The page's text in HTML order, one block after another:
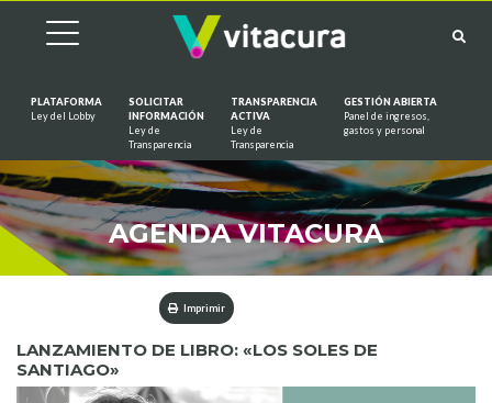
PLATAFORMA
Ley del Lobby
SOLICITAR
INFORMACIÓN
Ley de
Transparencia
TRANSPARENCIA
ACTIVA
Ley de
Transparencia
GESTIÓN ABIERTA
Panel de ingresos,
gastos y personal
AGENDA VITACURA
Imprimir
LANZAMIENTO DE LIBRO: «LOS SOLES DE
SANTIAGO»